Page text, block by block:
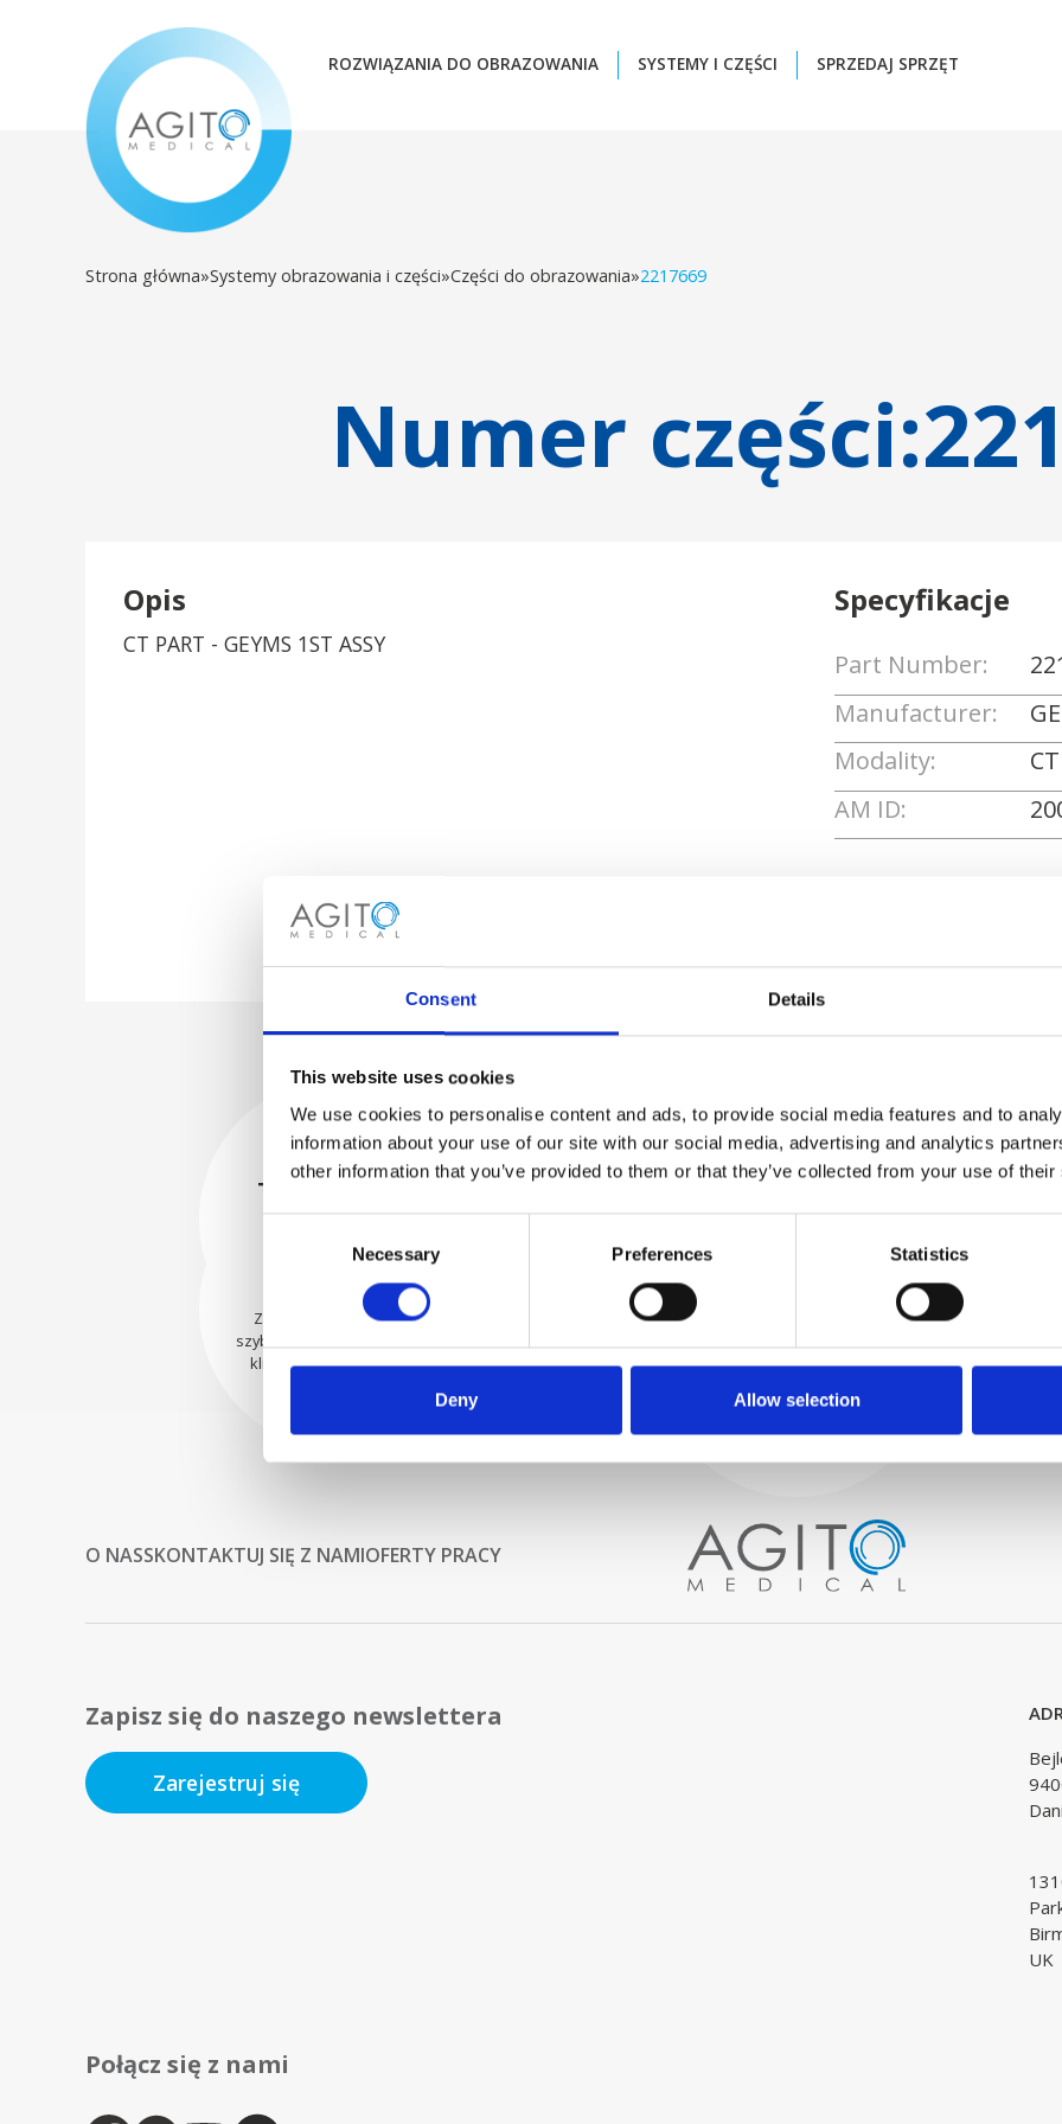
Consent Details
This website uses cookies
We use cookies to personalise content and ads, to provide social media features and to
information about your use of our site with our social media, advertising and analytics
other information that you’ve provided to them or that they’ve collected from your use of
Necessary Preferences Statistics
Deny Allow selection
ROZWIĄZANIA DO OBRAZOWANIA SYSTEMY I CZĘŚCI SPRZEDAJ SPRZĘT
Strona główna»Systemy obrazowania i części»Części do obrazowania»2217669
Numer części:
Opis
CT PART - GEYMS 1ST ASSY
Specyfikacje
Part Number:
Manufacturer:
GE
Modality:
CT
AM ID:
kontrola jakości
Zaczynamy od starannego
wyboru wysokiej jakości
skanerów obrazowych
WEWNĘTRZNE
Wszystkie części są
rygorystycznie testowane w
naszych zakładach
BEZPIECZNIE
ZAPAKOWANE
Każda pojedyncza część jest
użyciu odpowiednich
materiałów.
WYSYŁAMY Z
UFNOŚCIĄ
Zamówienia są wysyłane
szybko do naszych cenionych
klientów na całym świecie.
O NASSKONTAKTUJ SIĘ Z NAMIOFERTY PRACY
Zapisz się do naszego newslettera
Zarejestruj się
UK
Połącz się z nami